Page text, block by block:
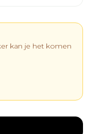
kan je het komen